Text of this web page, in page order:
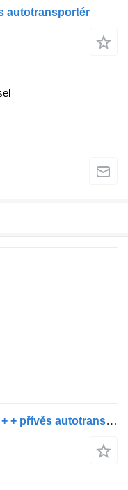
autotransportér
Volvo FM 460, EURO 5 EEV, VEB + + přívěs autotransportér